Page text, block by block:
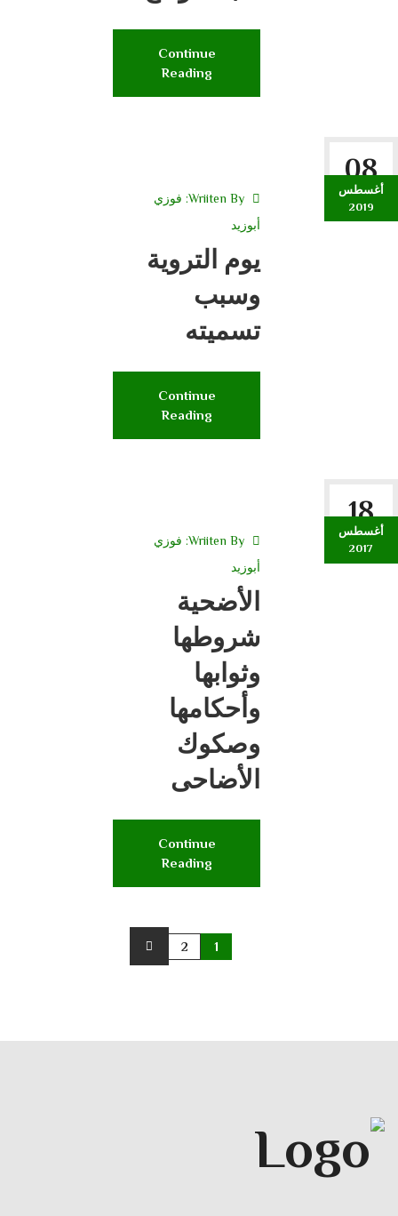
Continue
Reading
08
أغسطس
2019
Wriiten By: فوزي
أبوزيد
يوم التروية
وسبب
تسميته
Continue
Reading
18
أغسطس
2017
Wriiten By: فوزي
أبوزيد
الأضحية
شروطها
وثوابها
وأحكامها
وصكوك
الأضاحى
Continue
Reading
1
2